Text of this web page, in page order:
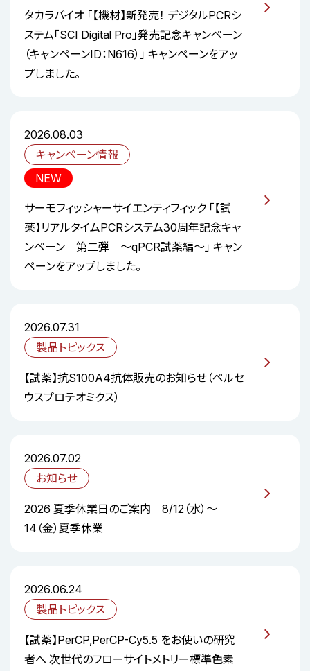
タカラバイオ 「【機材】新発売！ デジタルPCRシ
ステム「SCI Digital Pro」発売記念キャンペーン
（キャンペーンID：N616）」 キャンペーンをアッ
プしました。
2026.08.03
キャンペーン情報
NEW
サーモフィッシャーサイエンティフィック 「【試
薬】リアルタイムPCRシステム30周年記念キャ
ンペーン 第二弾 ～qPCR試薬編～」 キャン
ペーンをアップしました。
2026.07.31
製品トピックス
【試薬】抗S100A4抗体販売のお知らせ（ペルセ
ウスプロテオミクス）
2026.07.02
お知らせ
2026 夏季休業日のご案内 8/12（水）～
14（金）夏季休業
2026.06.24
製品トピックス
【試薬】PerCP,PerCP-Cy5.5 をお使いの研究
者へ 次世代のフローサイトメトリー標準色素